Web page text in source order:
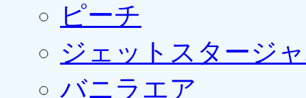
ピーチ
ジェットスタージ
バニラエア